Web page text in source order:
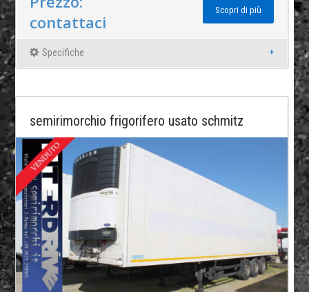
contattaci
Scopri di più
Specifiche
semirimorchio frigorifero usato schmitz